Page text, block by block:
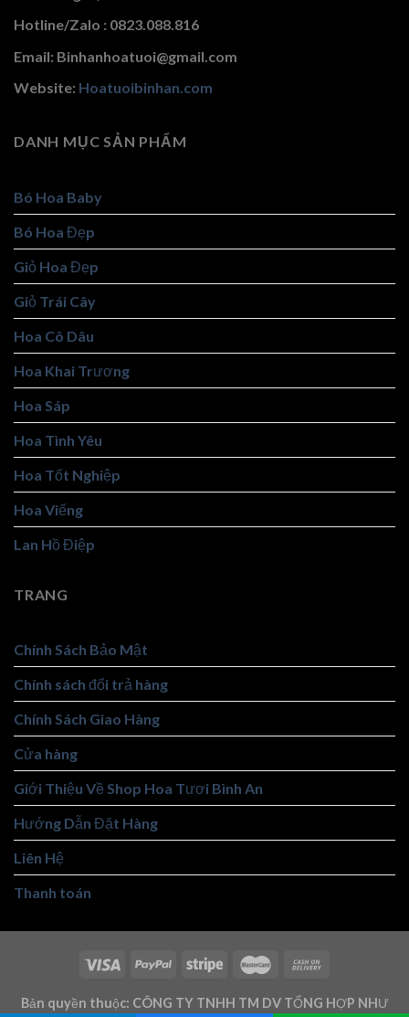
Hotline/Zalo : 0823.088.816
Email: Binhanhoatuoi@gmail.com
Website: Hoatuoibinhan.com
DANH MỤC SẢN PHẨM
Bó Hoa Baby
Bó Hoa Đẹp
Giỏ Hoa Đẹp
Giỏ Trái Cây
Hoa Cô Dâu
Hoa Khai Trương
Hoa Sáp
Hoa Tình Yêu
Hoa Tốt Nghiệp
Hoa Viếng
Lan Hồ Điệp
TRANG
Chính Sách Bảo Mật
Chính sách đổi trả hàng
Chính Sách Giao Hàng
Cửa hàng
Giới Thiệu Về Shop Hoa Tươi Bình An
Hướng Dẫn Đặt Hàng
Liên Hệ
Thanh toán
Bản quyền thuộc: CÔNG TY TNHH TM DV TỔNG HỢP NHƯ